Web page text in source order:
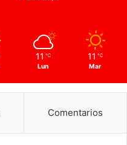
11 ℃
Lun
11 ℃
Mar
Comentarios